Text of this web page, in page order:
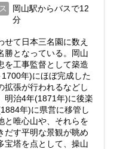
岡山駅からバスで12
分
て日本三名園に数え
勝となっている。岡山
を工事監督として築造
年)にほぼ完成した
拡張が行われるなどし
明治4年(1871年)に後楽
年)に県営に移管し
と唯心山や、それらを
だす平明な景観が眺め
宝塔を点として、操山